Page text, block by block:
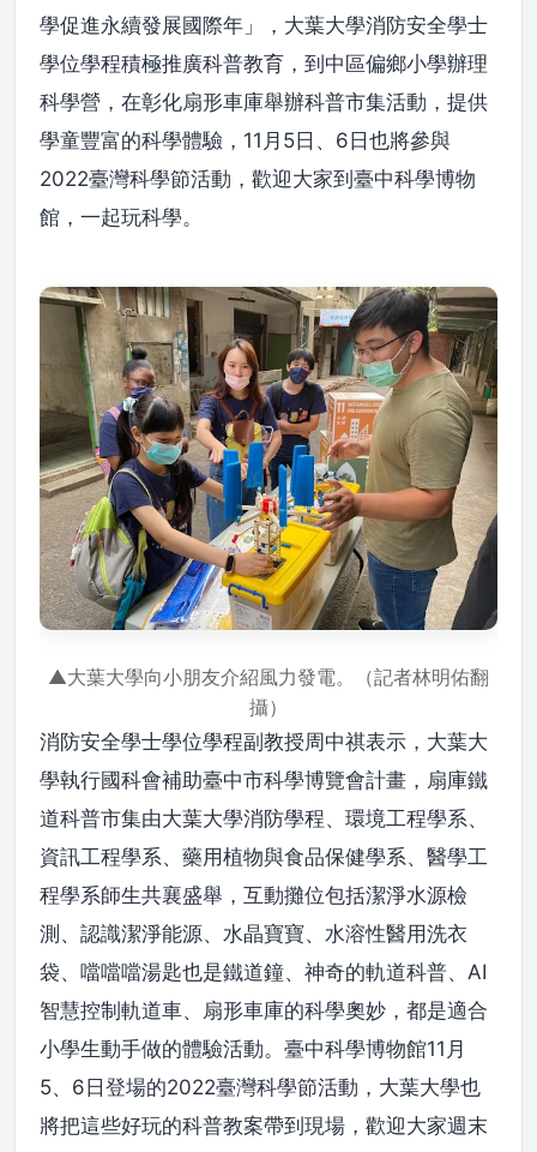
學促進永續發展國際年」，大葉大學消防安全學士
學位學程積極推廣科普教育，到中區偏鄉小學辦理
科學營，在彰化扇形車庫舉辦科普市集活動，提供
學童豐富的科學體驗，11月5日、6日也將參與
2022臺灣科學節活動，歡迎大家到臺中科學博物
館，一起玩科學。
▲大葉大學向小朋友介紹風力發電。（記者林明佑翻
攝）
消防安全學士學位學程副教授周中祺表示，大葉大
學執行國科會補助臺中市科學博覽會計畫，扇庫鐵
道科普市集由大葉大學消防學程、環境工程學系、
資訊工程學系、藥用植物與食品保健學系、醫學工
程學系師生共襄盛舉，互動攤位包括潔淨水源檢
測、認識潔淨能源、水晶寶寶、水溶性醫用洗衣
袋、噹噹噹湯匙也是鐵道鐘、神奇的軌道科普、AI
智慧控制軌道車、扇形車庫的科學奧妙，都是適合
小學生動手做的體驗活動。臺中科學博物館11月
5、6日登場的2022臺灣科學節活動，大葉大學也
將把這些好玩的科普教案帶到現場，歡迎大家週末